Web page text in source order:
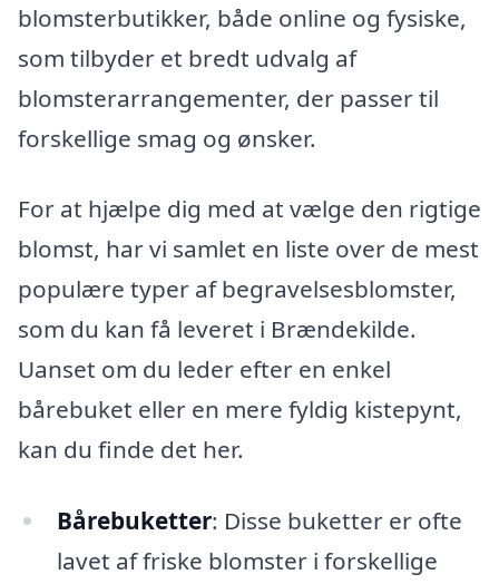
blomsterbutikker, både online og fysiske,
som tilbyder et bredt udvalg af
blomsterarrangementer, der passer til
forskellige smag og ønsker.
For at hjælpe dig med at vælge den rigtige
blomst, har vi samlet en liste over de mest
populære typer af begravelsesblomster,
som du kan få leveret i Brændekilde.
Uanset om du leder efter en enkel
bårebuket eller en mere fyldig kistepynt,
kan du finde det her.
Bårebuketter: Disse buketter er ofte
lavet af friske blomster i forskellige